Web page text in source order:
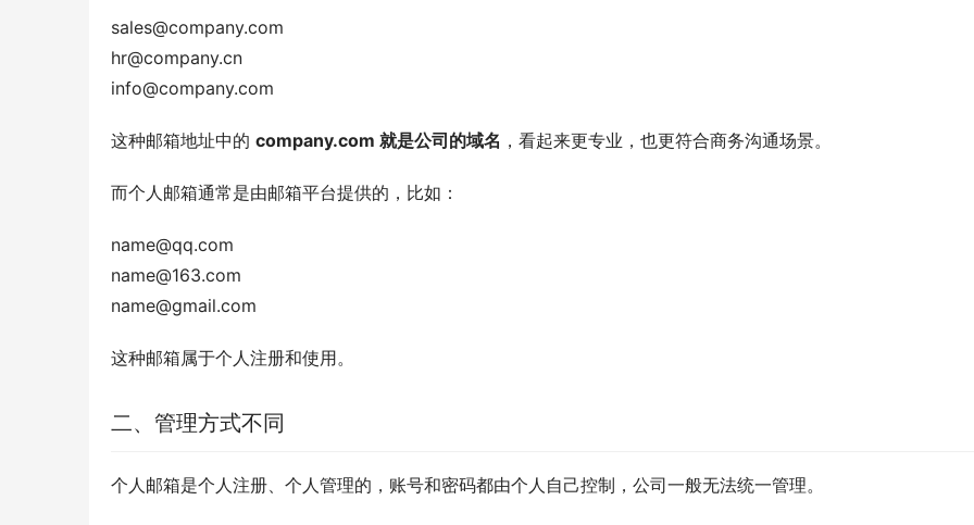
sales@company.com
hr@company.cn
info@company.com
这种邮箱地址中的 company.com 就是公司的域名 ，看起来更专业，也更符合商务沟通场景。
而个人邮箱通常是由邮箱平台提供的，比如：
name@qq.com
name@163.com
name@gmail.com
这种邮箱属于个人注册和使用。
二、管理方式不同
个人邮箱是个人注册、个人管理的，账号和密码都由个人自己控制，公司一般无法统一管理。